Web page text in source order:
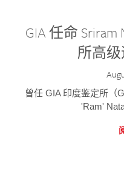
GIA 任命
所高
曾任 GIA 印度鉴定所（
'Ram'